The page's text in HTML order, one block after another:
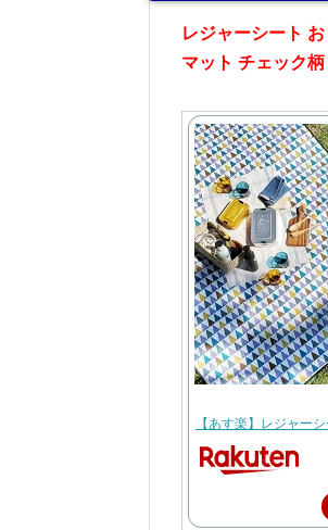
レジャーシート
マット チェック
【あす楽】レジャー